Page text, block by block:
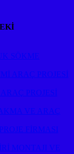
SÖKME
ARAÇ PROJESİ
PROJESİ
VE ARAÇ
FİRMASI
MONTAJI VE